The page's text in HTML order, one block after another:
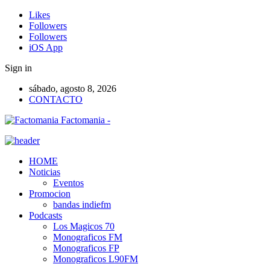
Likes
Followers
Followers
iOS App
Sign in
sábado, agosto 8, 2026
CONTACTO
Factomania -
HOME
Noticias
Eventos
Promocion
bandas indiefm
Podcasts
Los Magicos 70
Monograficos FM
Monograficos FP
Monograficos L90FM